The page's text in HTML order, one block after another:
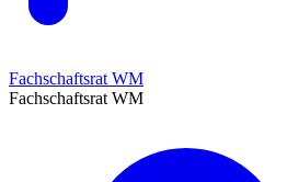
Fachschaftsrat WM
Fachschaftsrat WM